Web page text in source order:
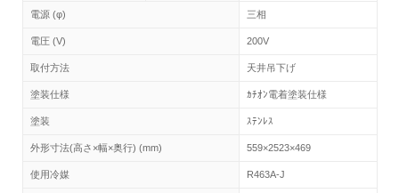
電源 (φ) 三相
電圧 (V) 200V
取付方法 天井吊下げ
塗装仕様 ｶﾁｵﾝ電着塗装仕様
塗装 ｽﾃﾝﾚｽ
外形寸法(高さ×幅×奥行) (mm) 559×2523×469
使用冷媒 R463A-J